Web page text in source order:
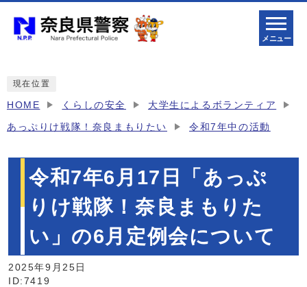
メニュー
現在位置
HOME くらしの安全 大学生によるボランティア
あっぷりけ戦隊！奈良まもりたい 令和7年中の活動
令和7年6月17日「あっぷ
りけ戦隊！奈良まもりた
い」の6月定例会について
2025年9月25日
ID:7419